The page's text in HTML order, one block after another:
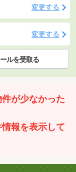
変更する
変更する
ルを受取る
が少なかった
報を表示して